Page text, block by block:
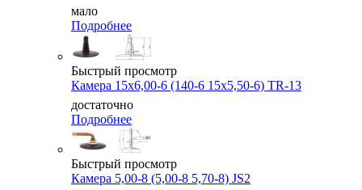
мало
Подробнее
Быстрый просмотр
Камера 15x6,00-6 (140-6 15x5,50-6) TR-13
достаточно
Подробнее
Быстрый просмотр
Камера 5,00-8 (5,00-8 5,70-8) JS2